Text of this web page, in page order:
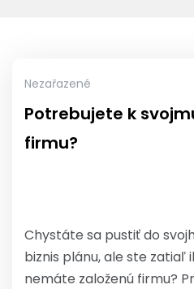
Nezařazené
Potrebujete k
firmu?
Chystáte sa pustiť do
biznis plánu, ale ste zatiaľ
nemáte založenú firmu?